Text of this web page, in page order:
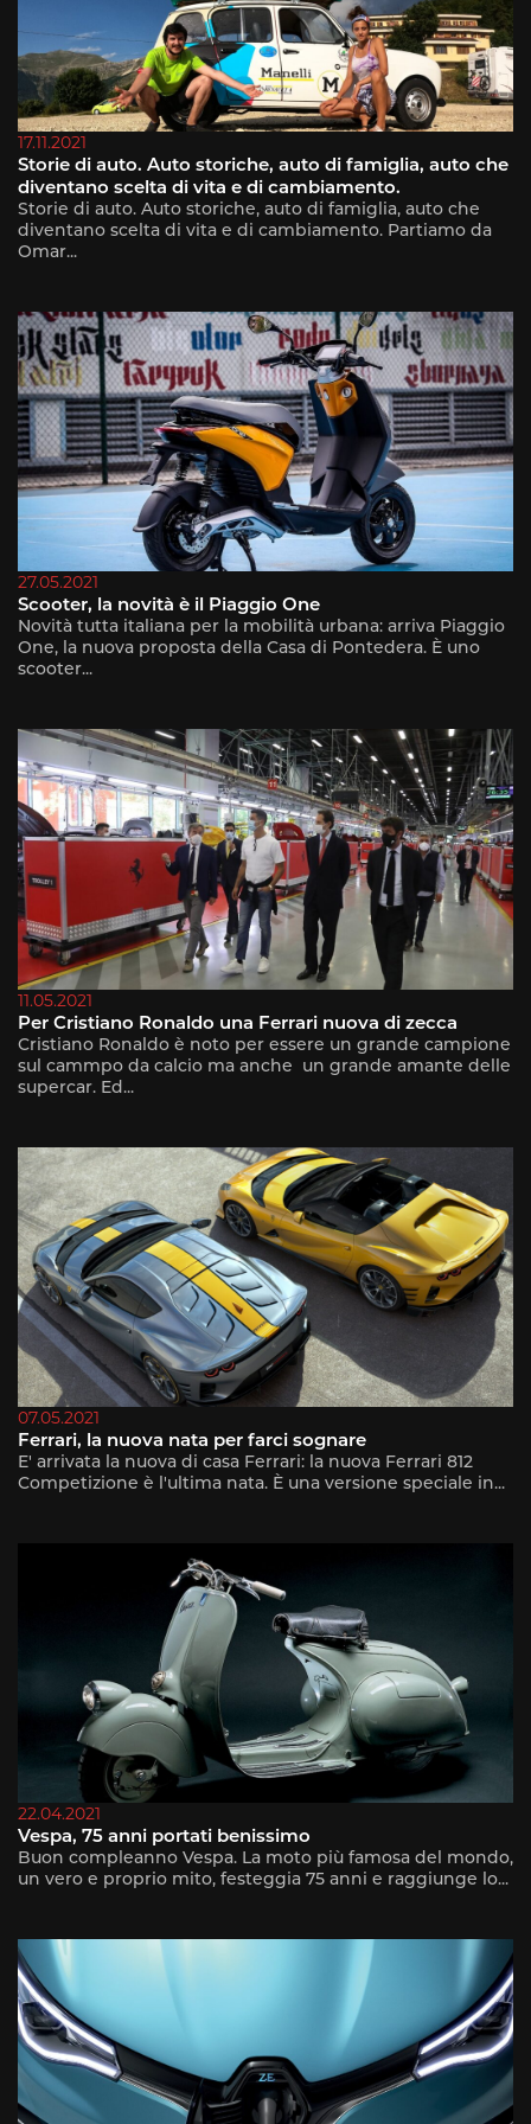
17.11.2021
Storie di auto. Auto storiche, auto di famiglia, auto che
diventano scelta di vita e di cambiamento.
Storie di auto. Auto storiche, auto di famiglia, auto che
diventano scelta di vita e di cambiamento. Partiamo da
Omar...
27.05.2021
Scooter, la novità è il Piaggio One
Novità tutta italiana per la mobilità urbana: arriva Piaggio
One, la nuova proposta della Casa di Pontedera. È uno
scooter...
11.05.2021
Per Cristiano Ronaldo una Ferrari nuova di zecca
Cristiano Ronaldo è noto per essere un grande campione
sul cammpo da calcio ma anche un grande amante delle
supercar. Ed...
07.05.2021
Ferrari, la nuova nata per farci sognare
E' arrivata la nuova di casa Ferrari: la nuova Ferrari 812
Competizione è l'ultima nata. È una versione speciale in...
22.04.2021
Vespa, 75 anni portati benissimo
Buon compleanno Vespa. La moto più famosa del mondo,
un vero e proprio mito, festeggia 75 anni e raggiunge lo...